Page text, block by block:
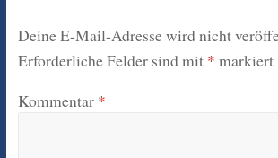
Deine E-Mail-Adresse wird nicht
Erforderliche Felder sind mit * markiert
Kommentar *